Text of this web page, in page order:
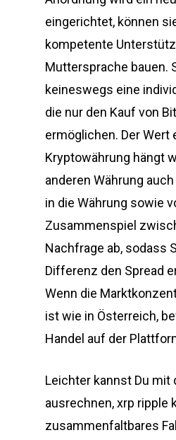
eingerichtet, können
kompetente
Muttersprache bauen.
keineswegs eine
die nur den Kauf von
ermöglichen. Der Wert
Kryptowährung hängt
anderen Währung
in die Währung sowie
Zusammenspiel
Nachfrage ab, sodass
Differenz den Spread
Wenn die
ist wie in Österreich,
Handel auf der
Leichter kannst Du mit
ausrechnen, xrp ripple
zusammenfaltbares